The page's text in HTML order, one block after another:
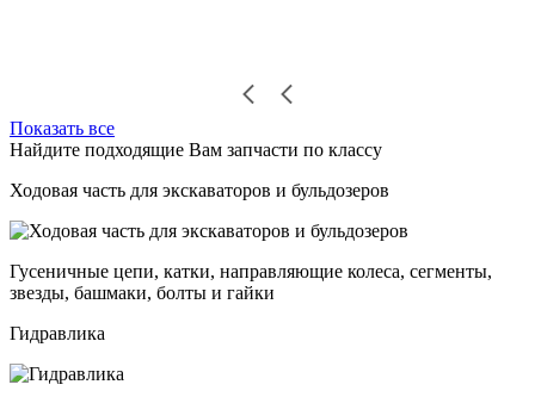
Показать все
Найдите подходящие Вам запчасти по классу
Ходовая часть для экскаваторов и бульдозеров
Гусеничные цепи, катки, направляющие колеса, сегменты,
звезды, башмаки, болты и гайки
Гидравлика